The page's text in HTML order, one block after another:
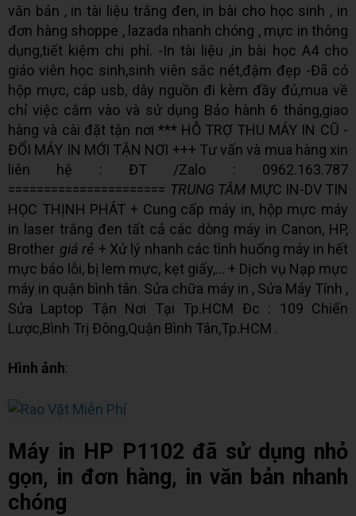
văn bản , in tài liệu trắng đen, in bài cho học sinh , in
đơn hàng shoppe , lazada nhanh chóng , mực in thông
dụng,tiết kiệm chi phí. -In tài liệu ,in bài học A4 cho
giáo viên học sinh,sinh viên sắc nét,đậm đẹp -Đã có
hộp mực, cáp usb, dây nguồn đi kèm đầy đủ,mua về
chỉ việc cắm vào và sử dụng Bảo hành 6 tháng,giao
hàng và cài đặt tận nơi *** HỖ TRỢ THU MÁY IN CŨ -
ĐỔI MÁY IN MỚI TẬN NƠI +++ Tư vấn và mua hàng xin
liên hệ : ĐT /Zalo : 0962.163.787
====================== TRUNG TÂM MỰC IN-DV TIN
HỌC THỊNH PHÁT + Cung cấp máy in, hộp mực máy
in laser trắng đen tất cả các dòng máy in Canon, HP,
Brother giá rẻ + Xử lý nhanh các tình huống máy in hết
mực báo lỗi, bị lem mực, kẹt giấy,… + Dịch vụ Nạp mực
máy in quận bình tân. Sửa chữa máy in , Sửa Máy Tính ,
Sửa Laptop Tận Nơi Tại Tp.HCM Đc : 109 Chiến
Lược,Bình Trị Đông,Quận Bình Tân,Tp.HCM .
Hình ảnh:
Máy in HP P1102 đã sử dụng nhỏ
gọn, in đơn hàng, in văn bản nhanh
chóng